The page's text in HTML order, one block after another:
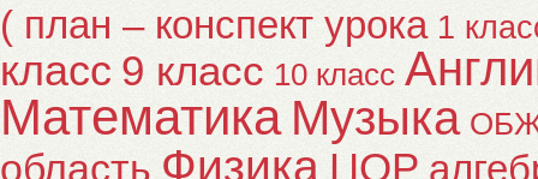
( план – конспект урока 1
класс 9 класс 10 класс
Математика Музыка
область Физика ЦОР